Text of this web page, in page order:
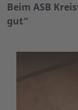
Beim ASB
gut“